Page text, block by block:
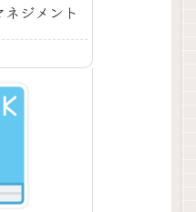
ジメント